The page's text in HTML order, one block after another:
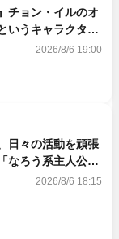
チョン・イルのオ
いうキャラクター
が良かった」
2026/8/6 19:00
日々の活動を頑張
なろう系主人公ま
2026/8/6 18:15